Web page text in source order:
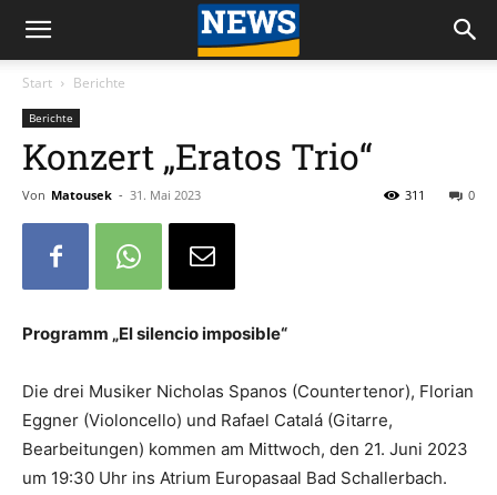
Start Berichte
Berichte
Konzert „Eratos Trio“
Von Matousek - 31. Mai 2023 0
311
Programm „El silencio imposible“
Die drei Musiker Nicholas Spanos (Countertenor), Florian
Eggner (Violoncello) und Rafael Catalá (Gitarre,
Bearbeitungen) kommen am Mittwoch, den 21. Juni 2023
um 19:30 Uhr ins Atrium Europasaal Bad Schallerbach.